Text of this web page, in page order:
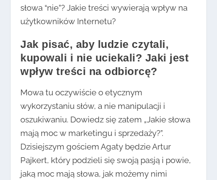
słowa “nie”? Jakie treści wywierają wpływ na
użytkowników Internetu?
Jak pisać, aby ludzie czytali,
kupowali i nie uciekali? Jaki jest
wpływ treści na odbiorcę?
Mowa tu oczywiście o etycznym
wykorzystaniu słów, a nie manipulacji i
oszukiwaniu. Dowiedz się zatem „Jakie słowa
mają moc w marketingu i sprzedaży?”.
Dzisiejszym gościem Agaty będzie Artur
Pajkert, który podzieli się swoją pasją i powie,
jaką moc mają słowa, jak możemy nimi